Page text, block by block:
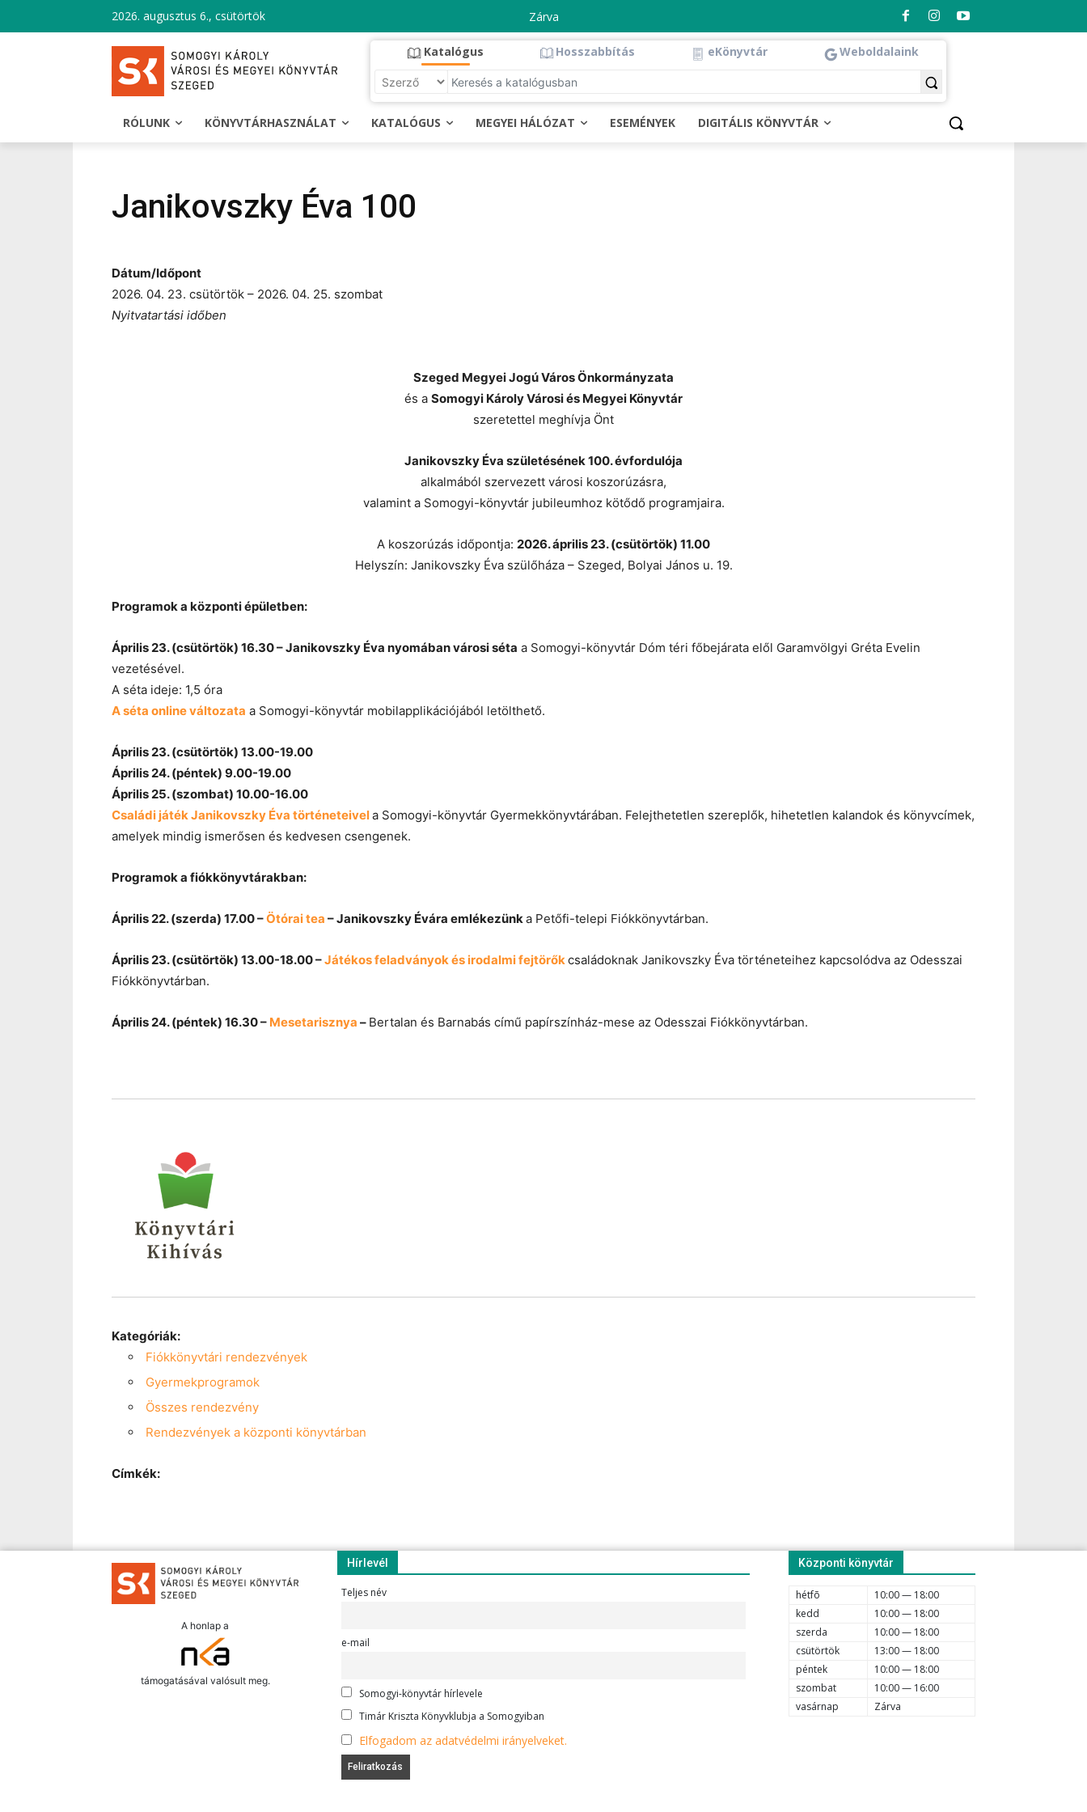
2026. augusztus 6., csütörtök Zárva
Katalógus Hosszabbítás eKönyvtár Weboldalaink
RÓLUNK KÖNYVTÁRHASZNÁLAT KATALÓGUS MEGYEI HÁLÓZAT ESEMÉNYEK DIGITÁLIS KÖNYVTÁR
Janikovszky Éva 100
Dátum/Időpont
2026. 04. 23. csütörtök – 2026. 04. 25. szombat
Nyitvatartási időben
Szeged Megyei Jogú Város Önkormányzata
és a Somogyi Károly Városi és Megyei Könyvtár
szeretettel meghívja Önt
Janikovszky Éva születésének 100. évfordulója
alkalmából szervezett városi koszorúzásra,
valamint a Somogyi-könyvtár jubileumhoz kötődő programjaira.
A koszorúzás időpontja: 2026. április 23. (csütörtök) 11.00
Helyszín: Janikovszky Éva szülőháza – Szeged, Bolyai János u. 19.
Programok a központi épületben:
Április 23. (csütörtök) 16.30 – Janikovszky Éva nyomában városi séta a Somogyi-könyvtár Dóm téri főbejárata elől Garamvölgyi Gréta Evelin
vezetésével.
A séta ideje: 1,5 óra
A séta online változata a Somogyi-könyvtár mobilapplikációjából letölthető.
Április 23. (csütörtök) 13.00-19.00
Április 24. (péntek) 9.00-19.00
Április 25. (szombat) 10.00-16.00
Családi játék Janikovszky Éva történeteivela Somogyi-könyvtár Gyermekkönyvtárában. Felejthetetlen szereplők, hihetetlen kalandok és könyvcímek,
amelyek mindig ismerősen és kedvesen csengenek.
Programok a fiókkönyvtárakban:
Április 22. (szerda) 17.00 –Ötórai tea – Janikovszky Évára emlékezünka Petőfi-telepi Fiókkönyvtárban.
Április 23. (csütörtök) 13.00-18.00 –Játékos feladványok és irodalmi fejtörőkcsaládoknak Janikovszky Éva történeteihez kapcsolódva az Odesszai
Fiókkönyvtárban.
Április 24. (péntek) 16.30 – Mesetarisznya – Bertalan és Barnabás című papírszínház-mese az Odesszai Fiókkönyvtárban.
Kategóriák:
Fiókkönyvtári rendezvények
Gyermekprogramok
Összes rendezvény
Rendezvények a központi könyvtárban
Címkék:
A honlap a
támogatásával valósult meg.
Hírlevél
Teljes név
e-mail
Somogyi-könyvtár hírlevele
Timár Kriszta Könyvklubja a Somogyiban
Elfogadom az adatvédelmi irányelveket.
Központi könyvtár
hétfõ
10:00 — 18:00
kedd
10:00 — 18:00
szerda
10:00 — 18:00
csütörtök
13:00 — 18:00
péntek
10:00 — 18:00
szombat
10:00 — 16:00
vasárnap
Zárva